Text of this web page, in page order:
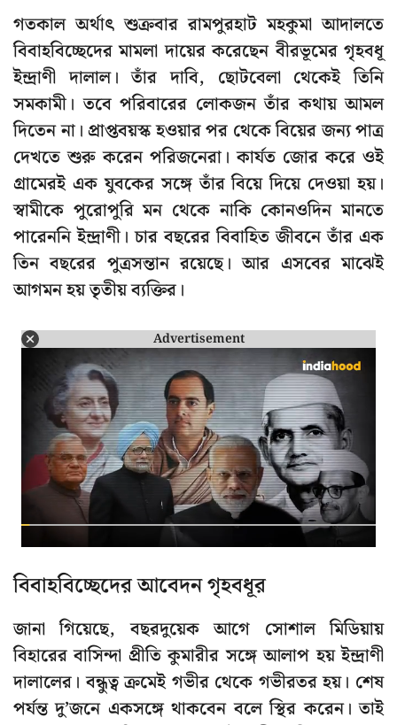
গতকাল অর্থাৎ শুক্রবার রামপুরহাট মহকুমা আদালতে
বিবাহবিচ্ছেদের মামলা দায়ের করেছেন বীরভূমের গৃহবধূ
ইন্দ্রাণী দালাল। তাঁর দাবি, ছোটবেলা থেকেই তিনি
সমকামী। তবে পরিবারের লোকজন তাঁর কথায় আমল
দিতেন না। প্রাপ্তবয়স্ক হওয়ার পর থেকে বিয়ের জন্য পাত্র
দেখতে শুরু করেন পরিজনেরা। কার্যত জোর করে ওই
গ্রামেরই এক যুবকের সঙ্গে তাঁর বিয়ে দিয়ে দেওয়া হয়।
স্বামীকে পুরোপুরি মন থেকে নাকি কোনওদিন মানতে
পারেননি ইন্দ্রাণী। চার বছরের বিবাহিত জীবনে তাঁর এক
তিন বছরের পুত্রসন্তান রয়েছে। আর এসবের মাঝেই
আগমন হয় তৃতীয় ব্যক্তির।
Advertisement
বিবাহবিচ্ছেদের আবেদন গৃহবধূর
জানা গিয়েছে, বছরদুয়েক আগে সোশাল মিডিয়ায়
বিহারের বাসিন্দা প্রীতি কুমারীর সঙ্গে আলাপ হয় ইন্দ্রাণী
দালালের। বন্ধুত্ব ক্রমেই গভীর থেকে গভীরতর হয়। শেষ
পর্যন্ত দু’জনে একসঙ্গে থাকবেন বলে স্থির করেন। তাই